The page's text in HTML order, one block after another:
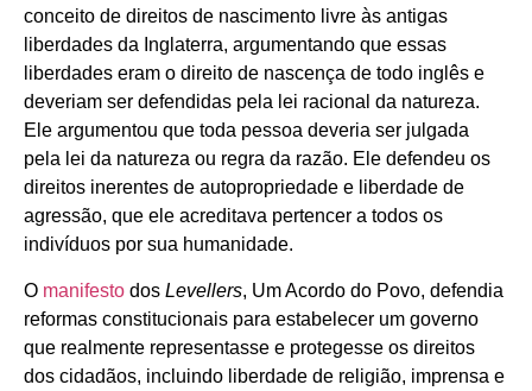
conceito de direitos de nascimento livre às antigas
liberdades da Inglaterra, argumentando que essas
liberdades eram o direito de nascença de todo inglês e
deveriam ser defendidas pela lei racional da natureza.
Ele argumentou que toda pessoa deveria ser julgada
pela lei da natureza ou regra da razão. Ele defendeu os
direitos inerentes de autopropriedade e liberdade de
agressão, que ele acreditava pertencer a todos os
indivíduos por sua humanidade.
O manifesto dos Levellers, Um Acordo do Povo, defendia
reformas constitucionais para estabelecer um governo
que realmente representasse e protegesse os direitos
dos cidadãos, incluindo liberdade de religião, imprensa e